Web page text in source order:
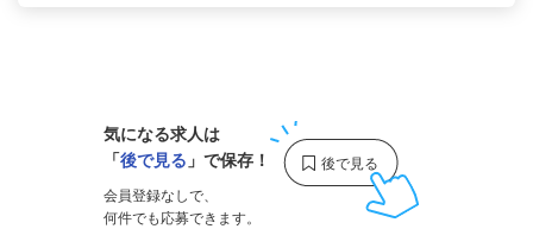
気になる求人は
「後で見る 」で保存！
会員登録なしで、
何件でも応募できます。